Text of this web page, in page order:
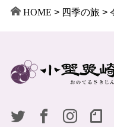
HOME > 四季の旅 >